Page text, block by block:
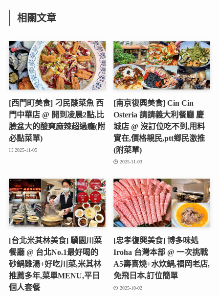
相關文章
[西門町美食] 刁民酸菜魚 西
門中華店 @ 開到凌晨2點,比
臉盆大的酸爽麻辣超過癮(附
必點菜單)
2025-11-05
[南京復興美食] Cin Cin
Osteria 請請義大利餐廳 慶
城店 @ 沒訂位吃不到,用料
實在,價格親民,ptt鄉民激推
(附菜單)
2025-11-03
[台北米其林美食] 驥園川菜
餐廳 @ 台北No.1最好喝的
砂鍋雞湯+好吃川菜,米其林
推薦多年,菜單MENU,平日
個人套餐
[忠孝復興美食] 博多味処
Iroha 台灣本部 @ 一次挑戰
A5壽喜燒+水炊鍋,福岡老店,
免飛日本,訂位簡單
2025-10-02